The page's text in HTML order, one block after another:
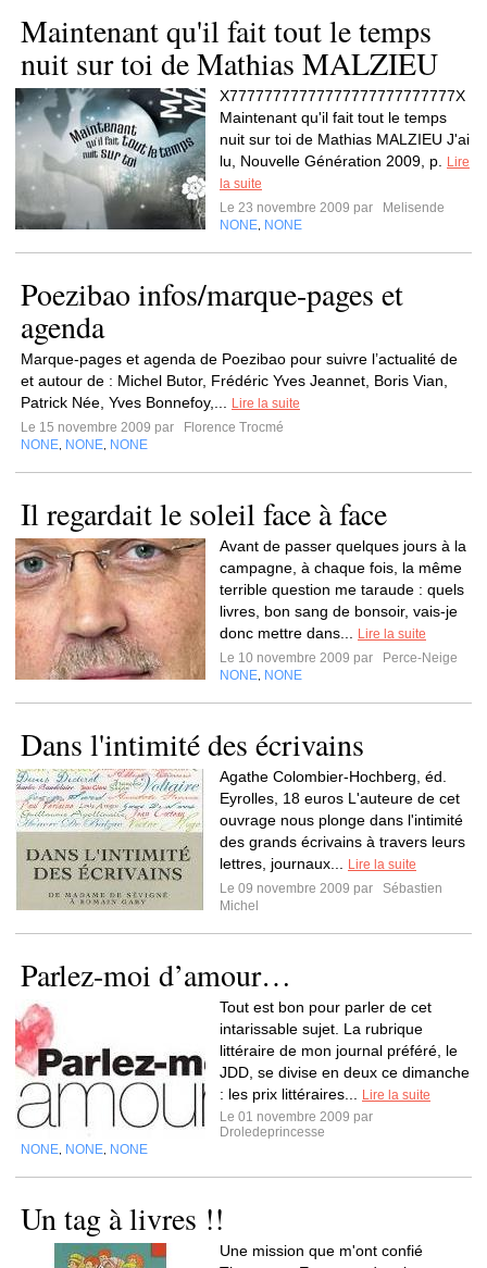
Maintenant qu'il fait tout le temps
nuit sur toi de Mathias MALZIEU
X77777777777777777777777777X
Maintenant qu'il fait tout le temps
nuit sur toi de Mathias MALZIEU J'ai
lu, Nouvelle Génération 2009, p.
Lire
la suite
Le 23 novembre 2009 par
Melisende
NONE NONE
Poezibao infos/marque-pages et
agenda
Marque-pages et agenda de Poezibao pour suivre l’actualité de
et autour de : Michel Butor, Frédéric Yves Jeannet, Boris Vian,
Patrick Née, Yves Bonnefoy,...
Lire la suite
Le 15 novembre 2009 par
Florence Trocmé
NONE NONE NONE
Il regardait le soleil face à face
Avant de passer quelques jours à la
campagne, à chaque fois, la même
terrible question me taraude : quels
livres, bon sang de bonsoir, vais-je
donc mettre dans...
Lire la suite
Le 10 novembre 2009 par
Perce-Neige
NONE NONE
Dans l'intimité des écrivains
Agathe Colombier-Hochberg, éd.
Eyrolles, 18 euros L'auteure de cet
ouvrage nous plonge dans l'intimité
des grands écrivains à travers leurs
lettres, journaux...
Lire la suite
Le 09 novembre 2009 par
Sébastien
Michel
Parlez-moi d’amour…
Tout est bon pour parler de cet
intarissable sujet. La rubrique
littéraire de mon journal préféré, le
JDD, se divise en deux ce dimanche
: les prix littéraires...
Lire la suite
Le 01 novembre 2009 par
Droledeprincesse
NONE NONE NONE
Un tag à livres !!
Une mission que m'ont confié